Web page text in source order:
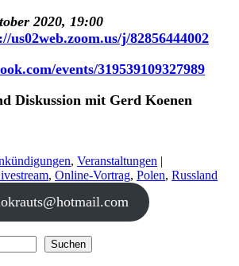
2020, 19:00
us02web.zoom.us/j/82856444002
events/319539109327989
Diskussion mit Gerd Koenen
, Veranstaltungen |
, Online-Vortrag, Polen, Russland
Suchen